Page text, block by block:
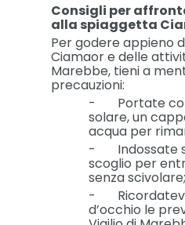
Consigli per
alla spiaggetta
Per godere appieno
Ciamaor e delle
Marebbe, tieni a
precauzioni:
- Portate
solare, un
acqua per
- Indossate
scoglio per
senza scivolare;
- Ricordatevi
d’occhio le